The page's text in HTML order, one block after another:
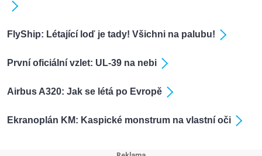
FlyShip: Létající loď je tady! Všichni na palubu!
První oficiální vzlet: UL-39 na nebi
Airbus A320: Jak se létá po Evropě
Ekranoplán KM: Kaspické monstrum na vlastní oči